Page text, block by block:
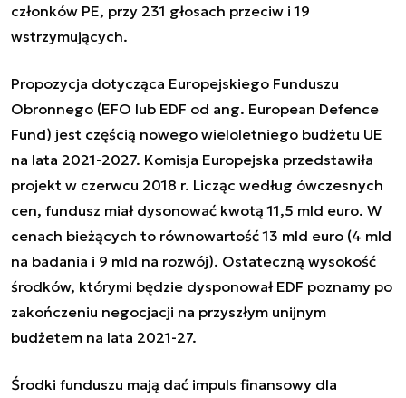
członków PE, przy 231 głosach przeciw i 19
wstrzymujących.
Propozycja dotycząca Europejskiego Funduszu
Obronnego (EFO lub EDF od ang. European Defence
Fund) jest częścią nowego wieloletniego budżetu UE
na lata 2021-2027. Komisja Europejska przedstawiła
projekt w czerwcu 2018 r. Licząc według ówczesnych
cen, fundusz miał dysonować kwotą 11,5 mld euro. W
cenach bieżących to równowartość 13 mld euro (4 mld
na badania i 9 mld na rozwój). Ostateczną wysokość
środków, którymi będzie dysponował EDF poznamy po
zakończeniu negocjacji na przyszłym unijnym
budżetem na lata 2021-27.
Środki funduszu mają dać impuls finansowy dla